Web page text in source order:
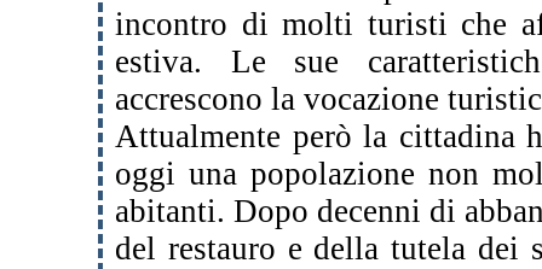
incontro di molti turisti che
estiva. Le sue
accrescono la vocazione
Attualmente però la cittadina
oggi una popolazione non
abitanti. Dopo decenni di
del restauro e della tutela dei